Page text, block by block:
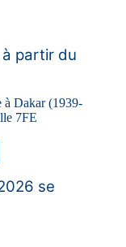
partir du
à Dakar (1939-
7FE
se